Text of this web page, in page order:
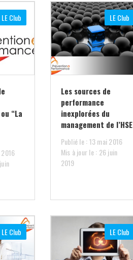
LE Club
“La
LE Club
Les sources de
performance
inexplorées du
management de l’HSE
Publié le : 13 mai 2016
Mis à jour le : 26 juin
2019
LE Club LE Club